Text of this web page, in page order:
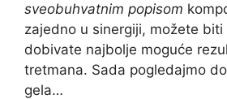
sveobuhvatnim popisom
zajedno u sinergiji, možete biti
dobivate najbolje moguće
tretmana. Sada pogledajmo
gela…